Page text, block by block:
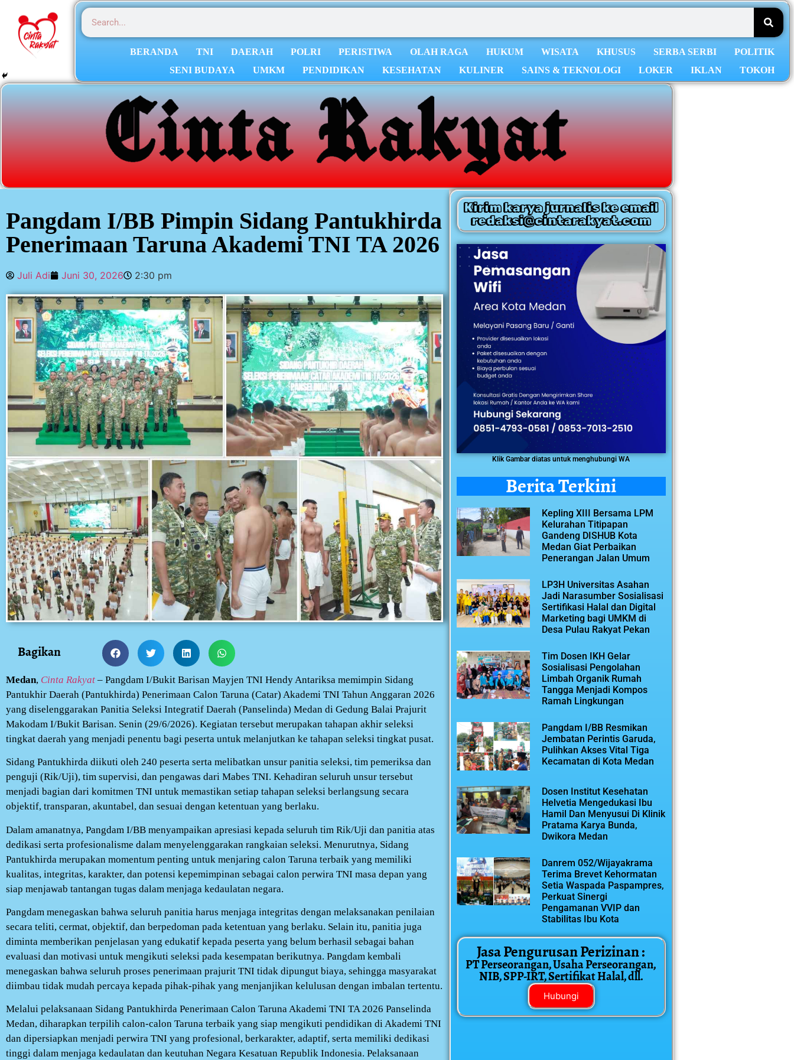
BERANDA TNI DAERAH POLRI PERISTIWA OLAH RAGA HUKUM WISATA KHUSUS SERBA SERBI
POLITIK
SENI BUDAYA
UMKM PENDIDIKAN KESEHATAN KULINER SAINS & TEKNOLOGI LOKER IKLAN TOKOH
Pangdam I/BB Pimpin Sidang Pantukhirda
Penerimaan Taruna Akademi TNI TA 2026
Juli Adi Juni 30, 2026 2:30 pm
Bagikan
Medan, Cinta Rakyat – Pangdam I/Bukit Barisan Mayjen TNI Hendy Antariksa memimpin Sidang
Pantukhir Daerah (Pantukhirda) Penerimaan Calon Taruna (Catar) Akademi TNI Tahun Anggaran 2026
yang diselenggarakan Panitia Seleksi Integratif Daerah (Panselinda) Medan di Gedung Balai Prajurit
Makodam I/Bukit Barisan. Senin (29/6/2026). Kegiatan tersebut merupakan tahapan akhir seleksi
tingkat daerah yang menjadi penentu bagi peserta untuk melanjutkan ke tahapan seleksi tingkat pusat.
Sidang Pantukhirda diikuti oleh 240 peserta serta melibatkan unsur panitia seleksi, tim pemeriksa dan
penguji (Rik/Uji), tim supervisi, dan pengawas dari Mabes TNI. Kehadiran seluruh unsur tersebut
menjadi bagian dari komitmen TNI untuk memastikan setiap tahapan seleksi berlangsung secara
objektif, transparan, akuntabel, dan sesuai dengan ketentuan yang berlaku.
Dalam amanatnya, Pangdam I/BB menyampaikan apresiasi kepada seluruh tim Rik/Uji dan panitia atas
dedikasi serta profesionalisme dalam menyelenggarakan rangkaian seleksi. Menurutnya, Sidang
Pantukhirda merupakan momentum penting untuk menjaring calon Taruna terbaik yang memiliki
kualitas, integritas, karakter, dan potensi kepemimpinan sebagai calon perwira TNI masa depan yang
siap menjawab tantangan tugas dalam menjaga kedaulatan negara.
Pangdam menegaskan bahwa seluruh panitia harus menjaga integritas dengan melaksanakan penilaian
secara teliti, cermat, objektif, dan berpedoman pada ketentuan yang berlaku. Selain itu, panitia juga
diminta memberikan penjelasan yang edukatif kepada peserta yang belum berhasil sebagai bahan
evaluasi dan motivasi untuk mengikuti seleksi pada kesempatan berikutnya. Pangdam kembali
menegaskan bahwa seluruh proses penerimaan prajurit TNI tidak dipungut biaya, sehingga masyarakat
diimbau tidak mudah percaya kepada pihak-pihak yang menjanjikan kelulusan dengan imbalan tertentu.
Melalui pelaksanaan Sidang Pantukhirda Penerimaan Calon Taruna Akademi TNI TA 2026 Panselinda
Medan, diharapkan terpilih calon-calon Taruna terbaik yang siap mengikuti pendidikan di Akademi TNI
dan dipersiapkan menjadi perwira TNI yang profesional, berkarakter, adaptif, serta memiliki dedikasi
tinggi dalam menjaga kedaulatan dan keutuhan Negara Kesatuan Republik Indonesia. Pelaksanaan
Kirim karya jurnalis ke email
redaksi@cintarakyat.com
Klik Gambar diatas untuk menghubungi WA
Berita Terkini
Kepling XIII Bersama LPM
Kelurahan Titipapan
Gandeng DISHUB Kota
Medan Giat Perbaikan
Penerangan Jalan Umum
LP3H Universitas Asahan
Jadi Narasumber Sosialisasi
Sertifikasi Halal dan Digital
Marketing bagi UMKM di
Desa Pulau Rakyat Pekan
Tim Dosen IKH Gelar
Sosialisasi Pengolahan
Limbah Organik Rumah
Tangga Menjadi Kompos
Ramah Lingkungan
Pangdam I/BB Resmikan
Jembatan Perintis Garuda,
Pulihkan Akses Vital Tiga
Kecamatan di Kota Medan
Dosen Institut Kesehatan
Helvetia Mengedukasi Ibu
Hamil Dan Menyusui Di Klinik
Pratama Karya Bunda,
Dwikora Medan
Danrem 052/Wijayakrama
Terima Brevet Kehormatan
Setia Waspada Paspampres,
Perkuat Sinergi
Pengamanan VVIP dan
Stabilitas Ibu Kota
Jasa Pengurusan Perizinan :
PT Perseorangan, Usaha Perseorangan,
NIB, SPP-IRT, Sertifikat Halal, dll.
Hubungi